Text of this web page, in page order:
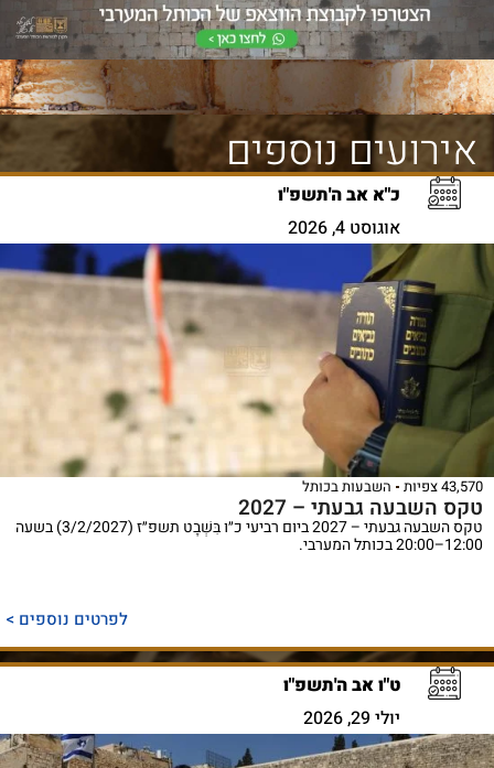
אירועים נוספים
כ"א אב ה'תשפ"ו
אוגוסט 4, 2026
43,570 צפיות השבעות בכותל
טקס השבעה גבעתי – 2027
טקס השבעה גבעתי – 2027 ביום רביעי כ״ו בִּשְׁבָט תשפ״ז (3/2/2027) בשעה
12:00–20:00 בכותל המערבי.
לפרטים נוספים >
ט"ו אב ה'תשפ"ו
יולי 29, 2026